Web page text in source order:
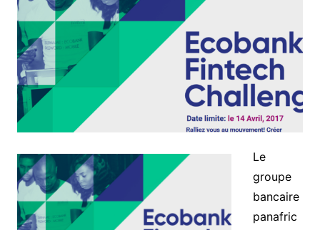
Le
groupe
bancaire
panafric